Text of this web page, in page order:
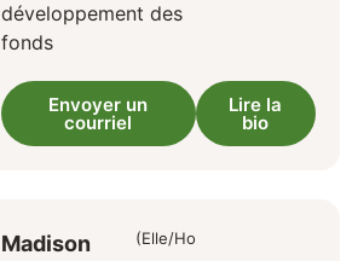
développement des
fonds
Envoyer un
courriel
Lire la
bio
Madison
(Elle/Ho